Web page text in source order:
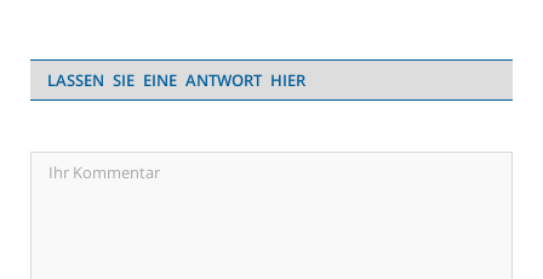
LASSEN SIE EINE ANTWORT HIER